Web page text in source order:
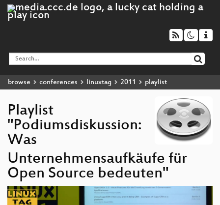
browse conferences linuxtag 2011 playlist
Playlist
"Podiumsdiskussion:
Was
Unternehmensaufkäufe für
Open Source bedeuten"
Video
Player